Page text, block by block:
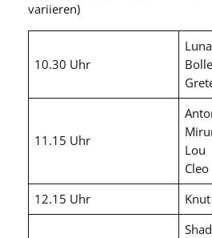
variieren)
10.30 Uhr
Luna
Bolle
11.15 Uhr
Lou
12.15 Uhr